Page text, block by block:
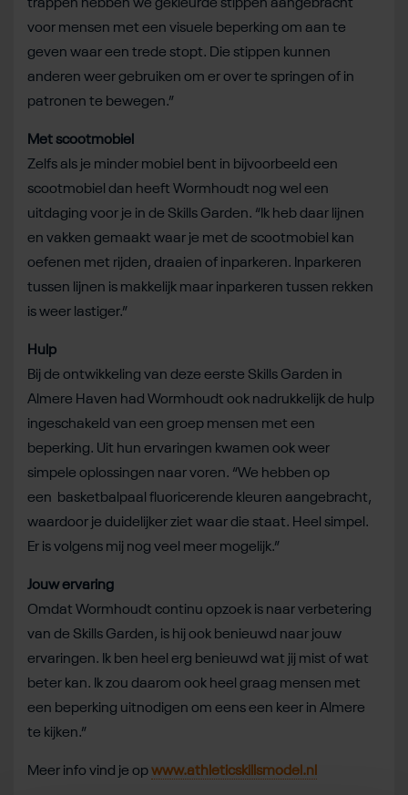
trappen hebben we gekleurde stippen aangebracht
voor mensen met een visuele beperking om aan te
geven waar een trede stopt. Die stippen kunnen
anderen weer gebruiken om er over te springen of in
patronen te bewegen.”
Met scootmobiel
Zelfs als je minder mobiel bent in bijvoorbeeld een
scootmobiel dan heeft Wormhoudt nog wel een
uitdaging voor je in de Skills Garden. “Ik heb daar lijnen
en vakken gemaakt waar je met de scootmobiel kan
oefenen met rijden, draaien of inparkeren. Inparkeren
tussen lijnen is makkelijk maar inparkeren tussen rekken
is weer lastiger.”
Hulp
Bij de ontwikkeling van deze eerste Skills Garden in
Almere Haven had Wormhoudt ook nadrukkelijk de hulp
ingeschakeld van een groep mensen met een
beperking. Uit hun ervaringen kwamen ook weer
simpele oplossingen naar voren. “We hebben op
een basketbalpaal fluoricerende kleuren aangebracht,
waardoor je duidelijker ziet waar die staat. Heel simpel.
Er is volgens mij nog veel meer mogelijk.”
Jouw ervaring
Omdat Wormhoudt continu opzoek is naar verbetering
van de Skills Garden, is hij ook benieuwd naar jouw
ervaringen. Ik ben heel erg benieuwd wat jij mist of wat
beter kan. Ik zou daarom ook heel graag mensen met
een beperking uitnodigen om eens een keer in Almere
te kijken.”
Meer info vind je opwww.athleticskillsmodel.nl